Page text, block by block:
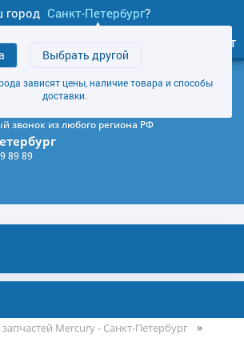
город Санкт-Петербург?
Выбрать другой
зависят цены, наличие товара и способы
доставки.
товаров
Личный кабинет
89 89
в Санкт-Петербурге (Карта)
звонок из любого региона РФ
89 89
запчастей Mercury - Санкт-Петербург